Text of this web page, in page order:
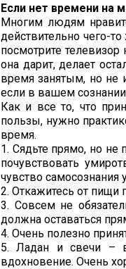
Если нет времени на
Многим людям
действительно чего-
посмотрите
она дарит, делает
время занятым, но не
если в вашем
Как и все то, что
пользы, нужно
время.
1. Сядьте прямо, но не
почувствовать
чувство
2. Откажитесь от пищи
3. Совсем не
должна оставаться
4. Очень полезно
5. Ладан и свечи –
вдохновение. Очень